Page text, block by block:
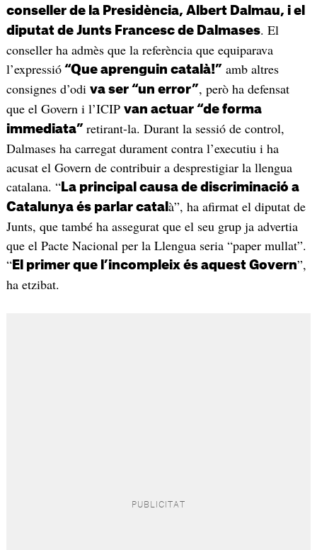
conseller de la Presidència, Albert Dalmau, i el
diputat de Junts Francesc de Dalmases. El
conseller ha admès que la referència que equiparava
l’expressió“Que aprenguin català!”amb altres
consignes d’odi va ser “un error”, però ha defensat
que el Govern i l’ICIP van actuar “de forma
immediata” retirant-la. Durant la sessió de control,
Dalmases ha carregat durament contra l’executiu i ha
acusat el Govern de contribuir a desprestigiar la llengua
catalana. “La principal causa de discriminació a
Catalunya és parlar catal à”, ha afirmat el diputat de
Junts, que també ha assegurat que el seu grup ja advertia
que el Pacte Nacional per la Llengua seria “paper mullat”.
“El primer que l’incompleix és aquest Govern”,
ha etzibat.